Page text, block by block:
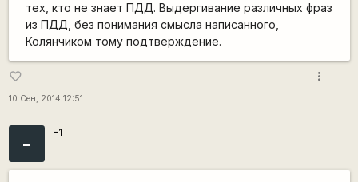
тех, кто не знает ПДД. Выдергивание различных фраз
из ПДД, без понимания смысла написанного,
Колянчиком тому подтверждение.
favorite_border
10 Сен, 2014 12:51
more_vert
- -1